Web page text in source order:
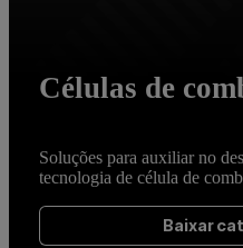
Células de
Soluções para auxiliar no
tecnologia de célula de
Baixar